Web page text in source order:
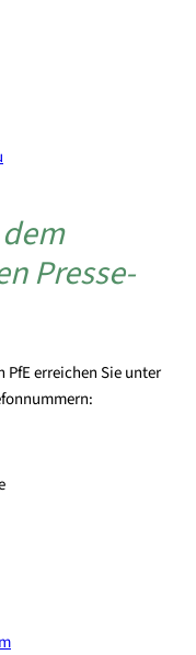
Presse-
PfE erreichen Sie unter